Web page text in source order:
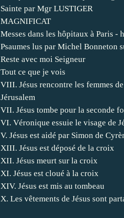
Sainte par Mgr LUSTIGER
MAGNIFICAT
Messes dans les hôpitaux à Paris -
Psaumes lus par Michel Bonneton
Reste avec moi Seigneur
Tout ce que je vois
VIII. Jésus rencontre les femmes de
Jérusalem
VII. Jésus tombe pour la seconde
VI. Véronique essuie le visage de
V. Jésus est aidé par Simon de
XIII. Jésus est déposé de la croix
XII. Jésus meurt sur la croix
XI. Jésus est cloué à la croix
XIV. Jésus est mis au tombeau
X. Les vêtements de Jésus sont